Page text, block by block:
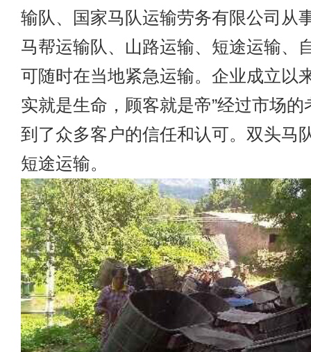
输队、国家马队运输劳务有限公司从
马帮运输队、山路运输、短途运输、
可随时在当地紧急运输。企业成立以
实就是生命，顾客就是帝”经过市场的
到了众多客户的信任和认可。双头马
短途运输。